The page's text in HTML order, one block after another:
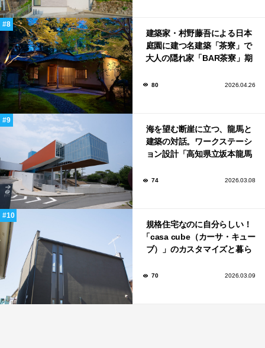
建築家・村野藤吾による日本
庭園に建つ名建築「茶寮」で
大人の隠れ家「BAR茶寮」期
80 2026.04.26
海を望む断崖に立つ、龍馬と
建築の対話。ワークステーシ
ョン設計「高知県立坂本龍馬
74 2026.03.08
規格住宅なのに自分らしい！
「casa cube（カーサ・キュー
ブ）」のカスタマイズと暮ら
70 2026.03.09